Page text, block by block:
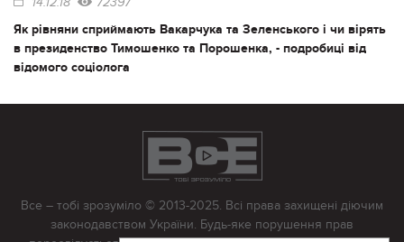
Як рівняни сприймають Вакарчука та Зеленського і чи вірять
в президенство Тимошенко та Порошенка, - подробиці від
відомого соціолога
Все – тобі зрозуміло © 2013-2025. Всі права захищені діючим
законодавством України. Будь-яке порушення прав